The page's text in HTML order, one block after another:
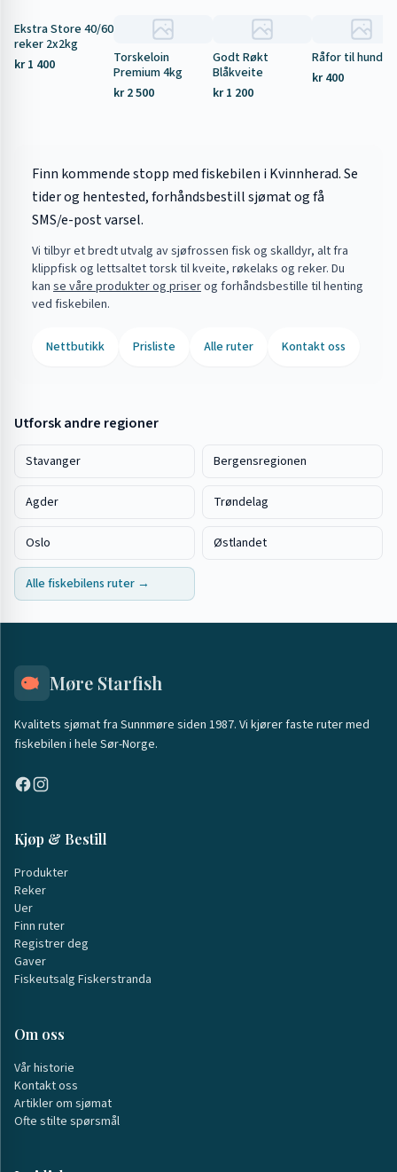
Tilbud
Ekstra Store 40/60
reker 2x2kg
kr 1 400
Torskeloin
Premium 4kg
kr 2 500
Godt Røkt
Blåkveite
kr 1 200
Råfor til hund
kr 400
Finn kommende stopp med fiskebilen i Kvinnherad. Se
tider og hentested, forhåndsbestill sjømat og få
SMS/e-post varsel.
Vi tilbyr et bredt utvalg av sjøfrossen fisk og skalldyr, alt fra
klippfisk og lettsaltet torsk til kveite, røkelaks og reker. Du
kan se våre produkter og priserog forhåndsbestille til henting
ved fiskebilen.
Nettbutikk Prisliste Alle ruter Kontakt oss
Utforsk andre regioner
Stavanger Bergensregionen
Agder Trøndelag
Oslo Østlandet
Alle fiskebilens ruter →
Møre Starfish
Kvalitets sjømat fra Sunnmøre siden 1987. Vi kjører faste ruter med
fiskebilen i hele Sør-Norge.
Kjøp & Bestill
Produkter
Reker
Uer
Finn ruter
Registrer deg
Gaver
Fiskeutsalg Fiskerstranda
Om oss
Vår historie
Kontakt oss
Artikler om sjømat
Ofte stilte spørsmål